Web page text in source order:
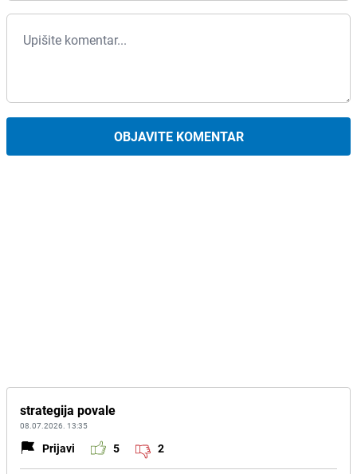
OBJAVITE KOMENTAR
strategija povale
08.07.2026. 13:35
Prijavi 5 2